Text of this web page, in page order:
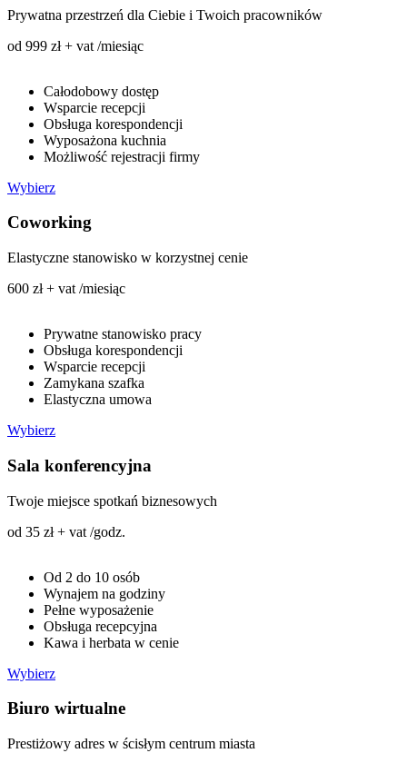
Prywatna przestrzeń dla Ciebie i Twoich pracowników
od 999 zł + vat /miesiąc
Całodobowy dostęp
Wsparcie recepcji
Obsługa korespondencji
Wyposażona kuchnia
Możliwość rejestracji firmy
Wybierz
Coworking
Elastyczne stanowisko w korzystnej cenie
600 zł + vat /miesiąc
Prywatne stanowisko pracy
Obsługa korespondencji
Wsparcie recepcji
Zamykana szafka
Elastyczna umowa
Wybierz
Sala konferencyjna
Twoje miejsce spotkań biznesowych
od 35 zł + vat /godz.
Od 2 do 10 osób
Wynajem na godziny
Pełne wyposażenie
Obsługa recepcyjna
Kawa i herbata w cenie
Wybierz
Biuro wirtualne
Prestiżowy adres w ścisłym centrum miasta